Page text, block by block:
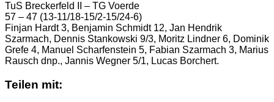
TuS Breckerfeld II – TG Voerde
57 – 47 (13-11/18-15/2-15/24-6)
Finjan Hardt 3, Benjamin Schmidt 12, Jan Hendrik
Szarmach, Dennis Stankowski 9/3, Moritz Lindner 6, Dominik
Grefe 4, Manuel Scharfenstein 5, Fabian Szarmach 3, Marius
Rausch dnp., Jannis Wegner 5/1, Lucas Borchert.
Teilen mit: